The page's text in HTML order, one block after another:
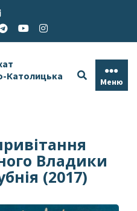
Католицька
Меню
Владики
(2017)